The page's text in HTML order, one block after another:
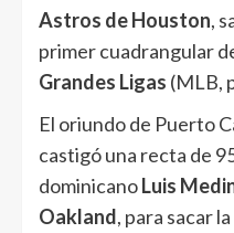
Astros de Houston,
primer cuadrangular
Grandes Ligas (MLB,
El oriundo de Puerto
castigó una recta de
dominicanoLuis
Oakland, para sacar